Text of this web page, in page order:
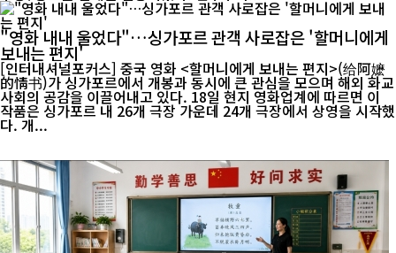
"영화 내내 울었다"…싱가포르 관객 사로잡은 '할머니에게
보내는 편지'
[인터내셔널포커스] 중국 영화 <할머니에게 보내는 편지>(给阿嬷
的情书)가 싱가포르에서 개봉과 동시에 큰 관심을 모으며 해외 화교
사회의 공감을 이끌어내고 있다. 18일 현지 영화업계에 따르면 이
작품은 싱가포르 내 26개 극장 가운데 24개 극장에서 상영을 시작했
다. 개...